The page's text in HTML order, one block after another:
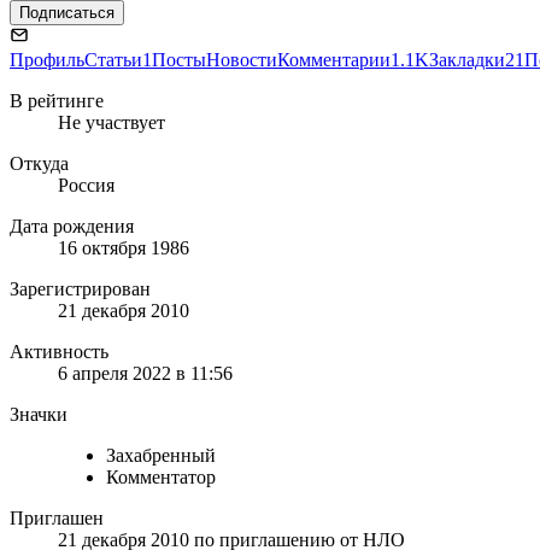
Подписаться
ПрофильСтатьи1ПостыНовостиКомментарии1.1KЗакладки21
В рейтинге
Не участвует
Откуда
Россия
Дата рождения
16 октября 1986
Зарегистрирован
21 декабря 2010
Активность
6 апреля 2022 в 11:56
Значки
Захабренный
Комментатор
Приглашен
21 декабря 2010 по приглашению от НЛО